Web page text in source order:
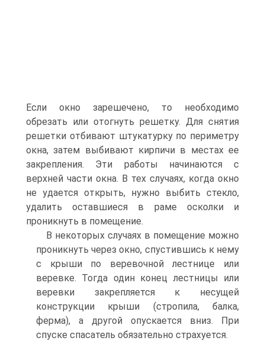
Если окно зарешечено, то необходимо
обрезать или отогнуть решетку. Для снятия
решетки отбивают штукатурку по периметру
окна, затем выбивают кирпичи в местах ее
закрепления. Эти работы начинаются с
верхней части окна. В тех случаях, когда окно
не удается открыть, нужно выбить стекло,
удалить оставшиеся в раме осколки и
проникнуть в помещение.
В некоторых случаях в помещение можно
проникнуть через окно, спустившись к нему
с крыши по веревочной лестнице или
веревке. Тогда один конец лестницы или
веревки закрепляется к несущей
конструкции крыши (стропила, балка,
ферма), а другой опускается вниз. При
спуске спасатель обязательно страхуется.